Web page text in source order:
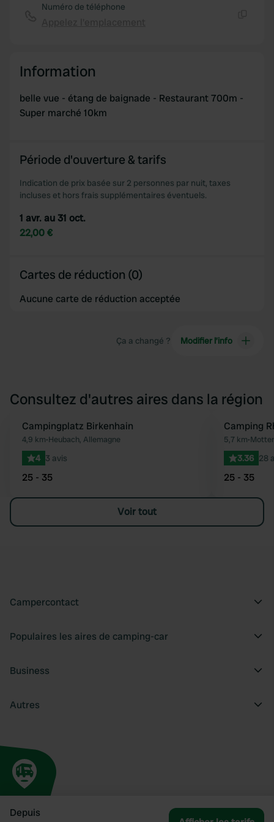
Depuis
Numéro de téléphone
Information
belle vue - étang de baignade - Restaurant 700m -
Super marché 10km
Période d'ouverture & tarifs
Indication de prix basée sur 2 personnes par nuit, taxes
incluses et hors frais supplémentaires éventuels.
1 avr. au 31 oct.
22,00 €
Cartes de réduction (0)
Aucune carte de réduction acceptée
Ça a changé ? Modifier l’info
Consultez d'autres aires dans la région
Préféré
Campingplatz Birkenhain
4,9 km•Heubach, Allemagne
4 3 avis
25 - 35
Camping
5,7 km•
3.36 28
25 - 35
Voir tout
Campercontact
Populaires les aires de camping-car
Business
Autres